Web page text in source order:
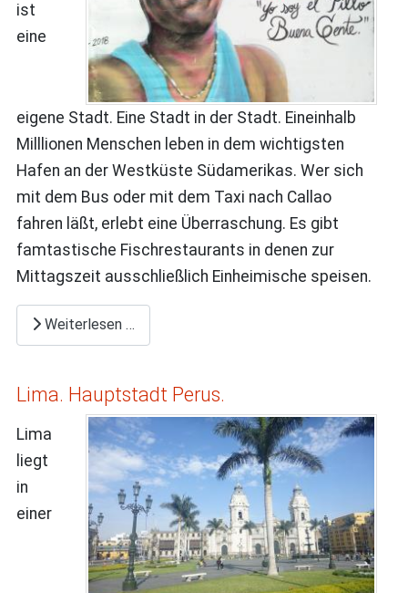
ist
eine
eigene Stadt. Eine Stadt in der Stadt. Eineinhalb
Milllionen Menschen leben in dem wichtigsten
Hafen an der Westküste Südamerikas. Wer sich
mit dem Bus oder mit dem Taxi nach Callao
fahren läßt, erlebt eine Überraschung. Es gibt
famtastische Fischrestaurants in denen zur
Mittagszeit ausschließlich Einheimische speisen.
Weiterlesen …
Lima. Hauptstadt Perus.
Lima
liegt
in
einer